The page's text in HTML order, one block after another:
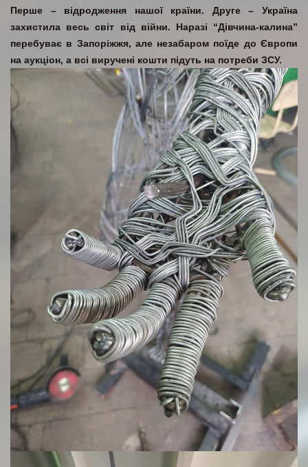
Перше – відродження нашої країни. Друге – Україна
захистила весь світ від війни. Наразі “Дівчина-калина”
перебуває в Запоріжжя, але незабаром поїде до Європи
на аукціон, а всі виручені кошти підуть на потреби ЗСУ.